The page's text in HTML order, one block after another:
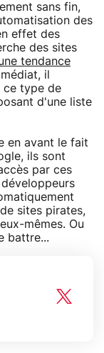
sans fin,
des
effet des
des sites
tendance
il
ce type de
d'une liste
en avant le fait
ils sont
par ces
développeurs
sites pirates,
mêmes. Ou
battre...